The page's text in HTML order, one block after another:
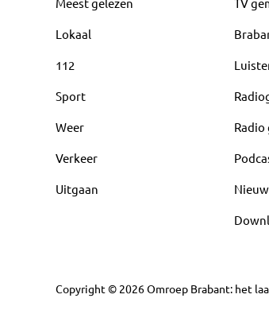
Lokaal
112
Sport
Weer
Verkeer
Uitgaan
Copyright © 2026Omroep Brabant: het